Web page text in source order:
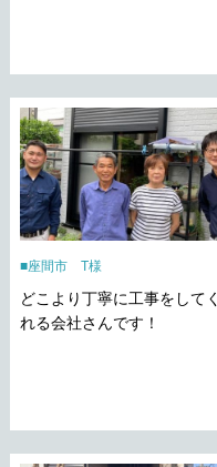
座間市 T様
どこより丁寧に工事をしてく
れる会社さんです！